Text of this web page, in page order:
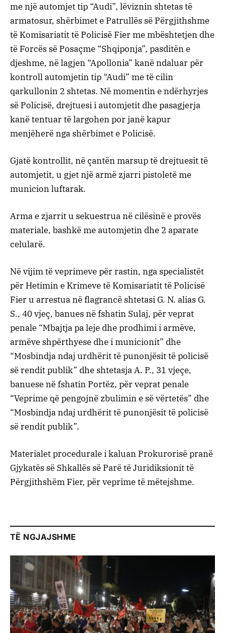
me një automjet tip “Audi”, lëviznin shtetas të
armatosur, shërbimet e Patrullës së Përgjithshme
të Komisariatit të Policisë Fier me mbështetjen dhe
të Forcës së Posaçme “Shqiponja”, pasditën e
djeshme, në lagjen “Apollonia” kanë ndaluar për
kontroll automjetin tip “Audi” me të cilin
qarkullonin 2 shtetas. Në momentin e ndërhyrjes
së Policisë, drejtuesi i automjetit dhe pasagjerja
kanë tentuar të largohen por janë kapur
menjëherë nga shërbimet e Policisë.
Gjatë kontrollit, në çantën marsup të drejtuesit të
automjetit, u gjet një armë zjarri pistoletë me
municion luftarak.
Arma e zjarrit u sekuestrua në cilësinë e provës
materiale, bashkë me automjetin dhe 2 aparate
celularë.
Në vijim të veprimeve për rastin, nga specialistët
për Hetimin e Krimeve të Komisariatit të Policisë
Fier u arrestua në flagrancë shtetasi G. N. alias G.
S., 40 vjeç, banues në fshatin Sulaj, për veprat
penale “Mbajtja pa leje dhe prodhimi i armëve,
armëve shpërthyese dhe i municionit” dhe
“Mosbindja ndaj urdhërit të punonjësit të policisë
së rendit publik” dhe shtetasja A. P., 31 vjeçe,
banuese në fshatin Portëz, për veprat penale
“Veprime që pengojnë zbulimin e së vërtetës” dhe
“Mosbindja ndaj urdhërit të punonjësit të policisë
së rendit publik”.
Materialet procedurale i kaluan Prokurorisë pranë
Gjykatës së Shkallës së Parë të Juridiksionit të
Përgjithshëm Fier, për veprime të mëtejshme.
TË NGJAJSHME